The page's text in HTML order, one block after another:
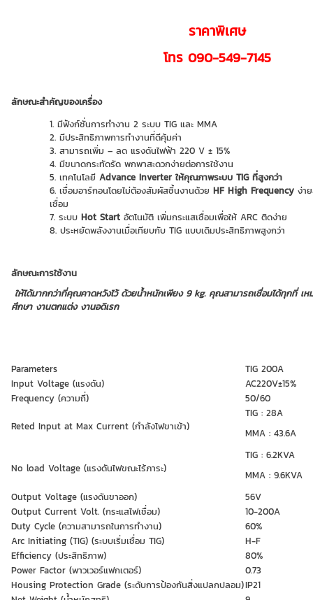
ราคาพิเศษ
โทร 090-549-7145
ลักษณะสำคัญของเครื่อง
มีฟังก์ชั่นการทำงาน 2 ระบบ TIG และ MMA
มีประสิทธิภาพการทำงานที่ดีคุ้มค่า
สามารถเพิ่ม – ลด แรงดันไฟฟ้า 220 V ± 15%
มีขนาดกระทัดรัด พกพาสะดวกง่ายต่อการใช้งาน
เทคโนโลยีAdvance Inverter ให้คุณภาพระบบ TIG ที่สูงกว่า
เชื่อมอาร์กอนโดยไม่ต้องสัมผัสชิ้นงานด้วยHF High Frequency ง่า
เชื่อม
ระบบHot Start อัตโนมัติ เพิ่มกระแสเชื่อมเพื่อให้ ARC ติดง่าย
ประหยัดพลังงานเมื่อเทียบกับ TIG แบบเดิมประสิทธิภาพสูงกว่า
ลักษณะการใช้งาน
ให้ได้มากกว่าที่คุณคาดหวังไว้ ด้วยน้ำหนักเพียง 9 kg. คุณสามารถเชื่อมได้ทุกที่ เห
ศึกษา งานตกแต่ง งานอดิเรก
Parameters
TIG 200A
Input Voltage (แรงดัน)
AC220V±15%
Frequency (ความถี่)
50/60
Reted Input at Max Current (กำลังไฟขาเข้า)
TIG : 28A
MMA : 43.6A
No load Voltage (แรงดันไฟขณะไร้ภาระ)
TIG : 6.2KVA
MMA : 9.6KVA
Output Voltage (แรงดันขาออก)
56V
Output Current Volt. (กระแสไฟเชื่อม)
10-200A
Duty Cycle (ความสามารถในการทำงาน)
60%
Arc Initiating (TIG) (ระบบเริ่มเชื่อม TIG)
H-F
Efficiency (ประสิทธิภาพ)
80%
Power Factor (พาวเวอร์แฟกเตอร์)
0.73
Housing Protection Grade (ระดับการป้องกันสิ่งแปลกปลอม)IP21